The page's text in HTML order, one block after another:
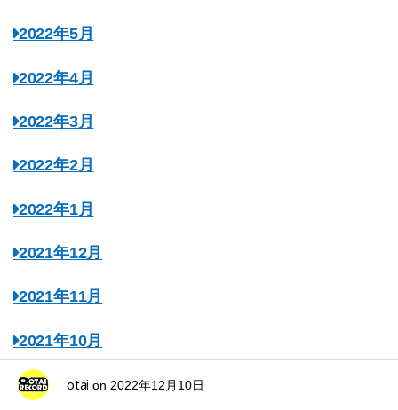
2022年5月
2022年4月
2022年3月
2022年2月
2022年1月
2021年12月
2021年11月
2021年10月
2021年9月
otai on 2022年12月10日